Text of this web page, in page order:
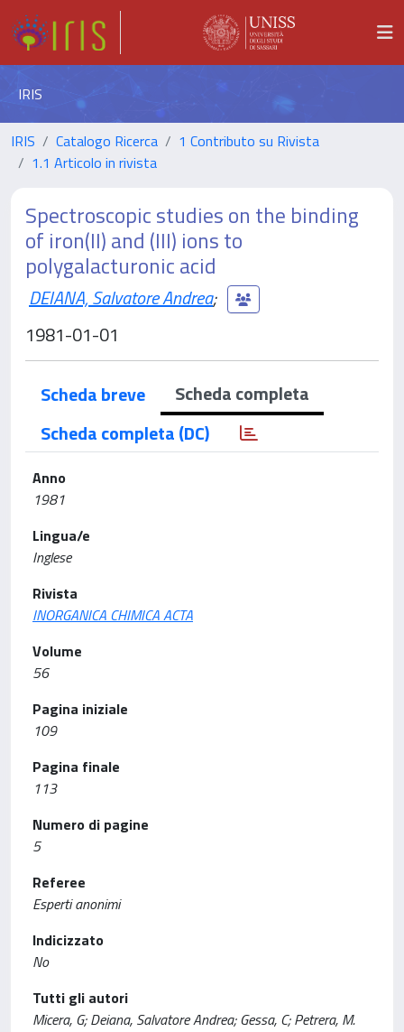
IRIS
IRIS Catalogo Ricerca
1 Contributo su Rivista
1.1 Articolo in rivista
Spectroscopic studies on the binding
of iron(II) and (III) ions to
polygalacturonic acid
DEIANA, Salvatore Andrea;
1981-01-01
Scheda breve
Scheda completa
Scheda completa (DC)
Anno
1981
Lingua/e
Inglese
Rivista
INORGANICA CHIMICA ACTA
Volume
56
Pagina iniziale
109
Pagina finale
113
Numero di pagine
5
Referee
Esperti anonimi
Indicizzato
No
Tutti gli autori
Micera, G; Deiana, Salvatore Andrea; Gessa, C; Petrera, M.